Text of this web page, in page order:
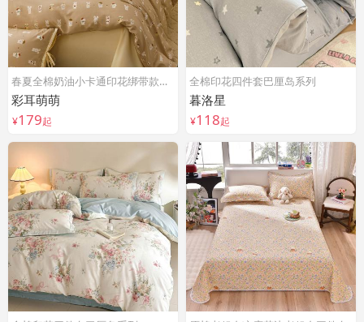
春夏全棉奶油小卡通印花绑带款四件套
彩耳萌萌
¥179起
全棉印花四件套巴厘岛系列
暮洛星
¥118起